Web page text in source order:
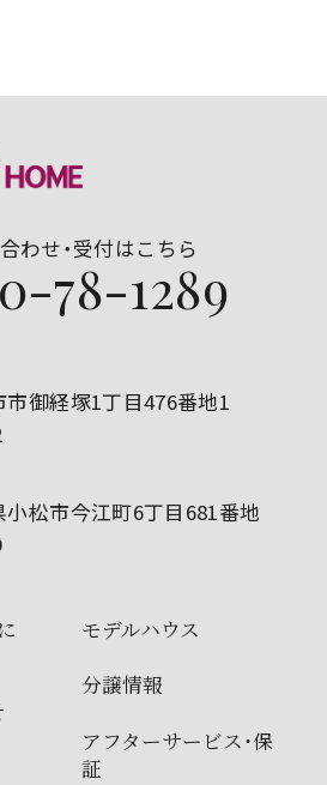
わせ・受付はこちら
78-1289
市御経塚1丁目476番地1
小松市今江町6丁目681番地
モデルハウス
分譲情報
アフターサービス・保
証